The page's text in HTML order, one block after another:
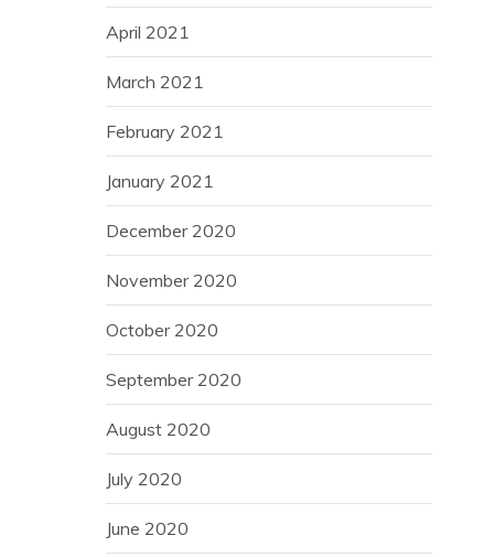
April 2021
March 2021
February 2021
January 2021
December 2020
November 2020
October 2020
September 2020
August 2020
July 2020
June 2020